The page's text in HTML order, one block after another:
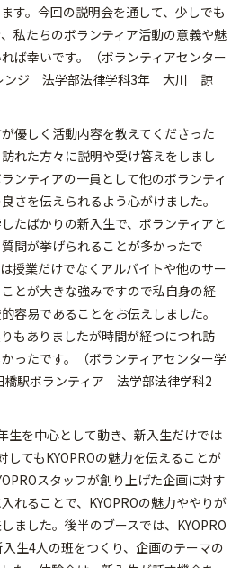
す。今回の説明会を通して、少しでも
私たちのボランティア活動の意義や魅
ば幸いです。（ボランティアセンター
ンジ 法学部法律学科3年 大川 諒
優しく活動内容を教えてくださった
れた方々に説明や受け答えをしまし
ンティアの一員として他のボランティ
さを伝えられるよう心がけました。
たばかりの新入生で、ボランティアと
問が挙げられることが多かったで
授業だけでなくアルバイトや他のサー
とが大きな強みですので私自身の経
容易であることをお伝えしました。
もありましたが時間が経つにつれ訪
ったです。（ボランティアセンター学
橋駅ボランティア 法学部法律学科2
生を中心として動き、新入生だけでは
してもKYOPROの魅力を伝えることが
スタッフが創り上げた企画に対す
れることで、KYOPROの魅力ややりが
ました。後半のブースでは、KYOPRO
生4人の班をつくり、企画のテーマの